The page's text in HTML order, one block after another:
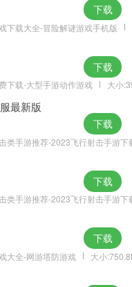
下载大全-冒险解谜游戏手机版
下载
下载-大型手游动作游戏 大小
下载
最新版
类手游推荐-2023飞行射击手游下
下载
类手游推荐-2023飞行射击手游下
下载
大全-网游塔防游戏 大小
下载